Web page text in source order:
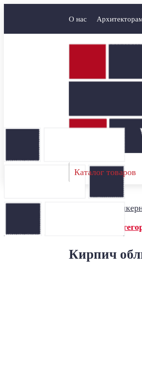
О нас
Каталог товаров
← Назад в
Кирпич